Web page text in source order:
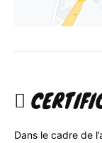
Dans le cadre de